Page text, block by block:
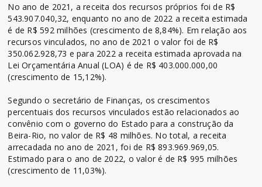
No ano de 2021, a receita dos recursos próprios foi de R$
543.907.040,32, enquanto no ano de 2022 a receita estimada
é de R$ 592 milhões (crescimento de 8,84%). Em relação aos
recursos vinculados, no ano de 2021 o valor foi de R$
350.062.928,73 e para 2022 a receita estimada aprovada na
Lei Orçamentária Anual (LOA) é de R$ 403.000.000,00
(crescimento de 15,12%).
Segundo o secretário de Finanças, os crescimentos
percentuais dos recursos vinculados estão relacionados ao
convênio com o governo do Estado para a construção da
Beira-Rio, no valor de R$ 48 milhões. No total, a receita
arrecadada no ano de 2021, foi de R$ 893.969.969,05.
Estimado para o ano de 2022, o valor é de R$ 995 milhões
(crescimento de 11,03%).